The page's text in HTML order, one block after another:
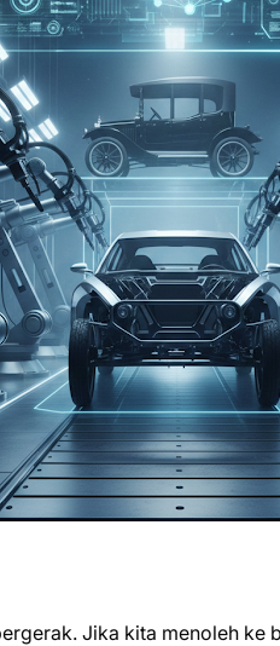
Jika kita menoleh ke